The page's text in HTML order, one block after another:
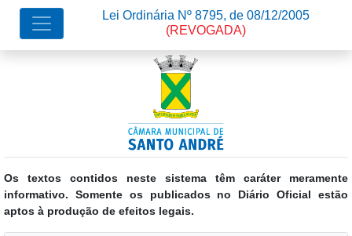
Os textos contidos neste sistema têm caráter meramente
informativo. Somente os publicados no Diário Oficial estão
aptos à produção de efeitos legais.
Lei Ordinária Nº 8795, de 08/12/2005
(REVOGADA)